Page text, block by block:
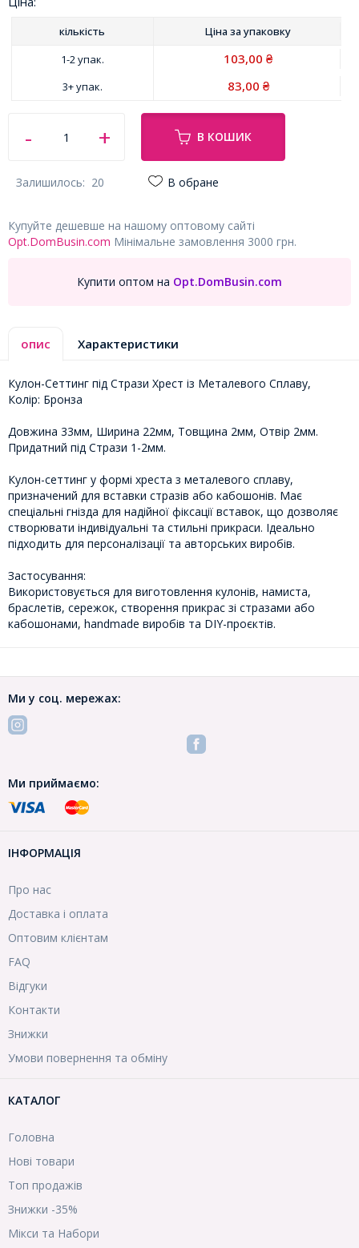
кількість Ціна заупаковку
1-2 упак.
103,00₴
3+ упак. 83,00 ₴
В КОШИК
Залишилось: 20 В обране
Купуйте дешевше на нашому оптовому сайті
Opt.DomBusin.com Мінімальне замовлення 3000 грн.
Купити оптом на Opt.DomBusin.com
опис Характеристики
Кулон-Сеттинг під Стрази Хрест із Металевого Сплаву,
Колір: Бронза
Довжина 33мм, Ширина 22мм, Товщина 2мм, Отвір 2мм.
Придатний під Стрази 1-2мм.
Кулон-сеттинг у формі хреста з металевого сплаву,
призначений для вставки стразів або кабошонів. Має
спеціальні гнізда для надійної фіксації вставок, що дозволяє
створювати індивідуальні та стильні прикраси. Ідеально
підходить для персоналізації та авторських виробів.
Застосування:
Використовується для виготовлення кулонів, намиста,
браслетів, сережок, створення прикрас зі стразами або
кабошонами, handmade виробів та DIY-проєктів.
Ми у соц. мережах:
Ми приймаємо:
ІНФОРМАЦІЯ
Про нас
Доставка і оплата
Оптовим клієнтам
FAQ
Відгуки
Контакти
Знижки
Умови повернення та обміну
КАТАЛОГ
Головна
Нові товари
Топ продажів
Знижки -35%
Мікси та Набори